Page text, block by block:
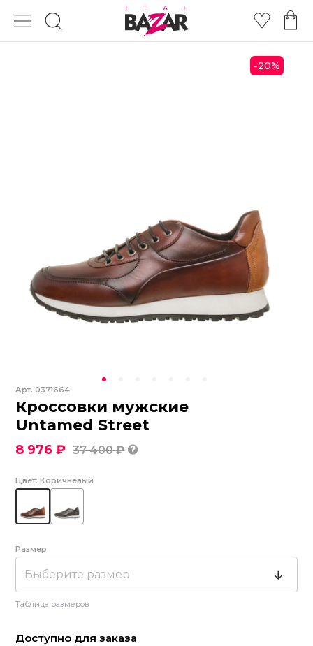
-20%
Арт.0371664
Кроссовки мужские
Untamed Street
8 976 ₽ 37 400 ₽
Цвет: Коричневый
Размер:
Выберите размер
Таблица размеров
Доступно для заказа